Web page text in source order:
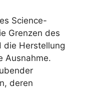
Science-
Grenzen des
die Herstellung
Ausnahme.
deren